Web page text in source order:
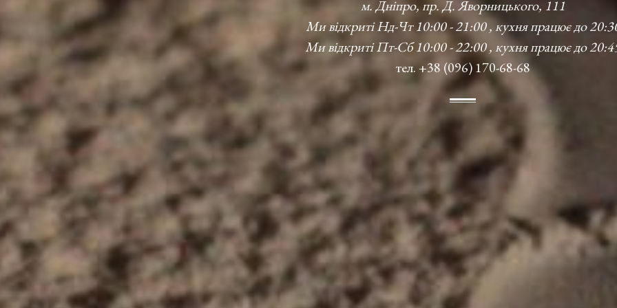
м. Дніпро, пр. Д. Яворницького, 111
Ми відкриті Нд-Чт 10:00 - 21:00 , кухня працює до
Ми відкриті Пт-Сб 10:00 - 22:00 , кухня працює до
тел. +38 (096) 170-68-68